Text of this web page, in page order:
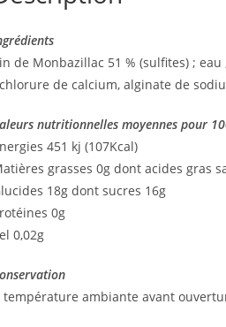
de Monbazillac 51 % (sulfites) ;
de calcium, alginate de
nutritionnelles moyennes pour
451 kj (107Kcal)
grasses 0g dont acides gras
18g dont sucres 16g
0g
0,02g
température ambiante avant